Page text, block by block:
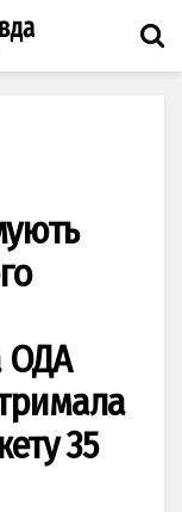
ОДА
35